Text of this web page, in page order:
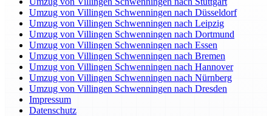
Umzug von Villingen Schwenningen nach Düsseldorf
Umzug von Villingen Schwenningen nach Leipzig
Umzug von Villingen Schwenningen nach Dortmund
Umzug von Villingen Schwenningen nach Essen
Umzug von Villingen Schwenningen nach Bremen
Umzug von Villingen Schwenningen nach Hannover
Umzug von Villingen Schwenningen nach Nürnberg
Umzug von Villingen Schwenningen nach Dresden
Impressum
Datenschutz